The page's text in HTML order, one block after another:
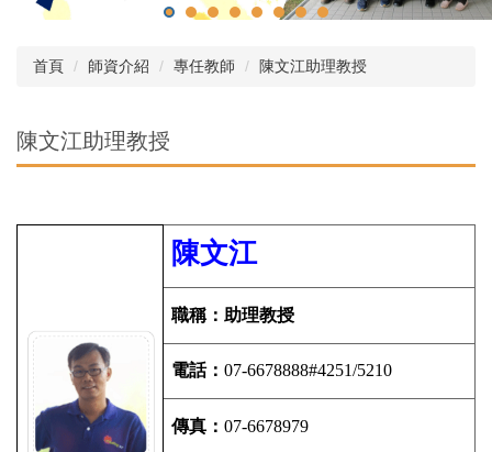
首頁 師資介紹 專任教師 陳文江助理教授
陳文江助理教授
陳文江
職稱：助理教授
電話：07-6678888#4251/5210
傳真：07-6678979